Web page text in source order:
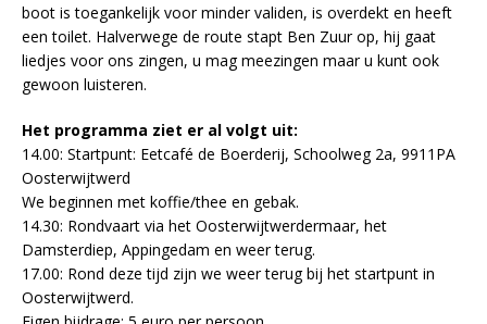
boot is toegankelijk voor minder validen, is overdekt en heeft
een toilet. Halverwege de route stapt Ben Zuur op, hij gaat
liedjes voor ons zingen, u mag meezingen maar u kunt ook
gewoon luisteren.
Het programma ziet er al volgt uit:
14.00: Startpunt: Eetcafé de Boerderij, Schoolweg 2a, 9911PA
Oosterwijtwerd
We beginnen met koffie/thee en gebak.
14.30: Rondvaart via het Oosterwijtwerdermaar, het
Damsterdiep, Appingedam en weer terug.
17.00: Rond deze tijd zijn we weer terug bij het startpunt in
Oosterwijtwerd.